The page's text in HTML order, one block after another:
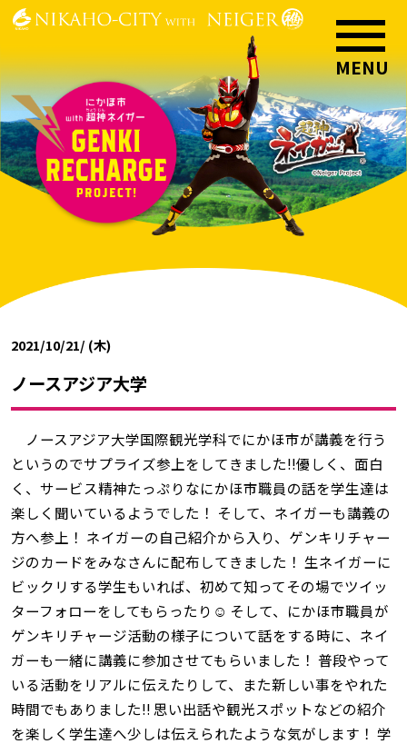
2021/10/21/ (木)
ノースアジア大学
ノースアジア大学国際観光学科でにかほ市が講義を行う
というのでサプライズ参上をしてきました‼優しく、面白
く、サービス精神たっぷりなにかほ市職員の話を学生達は
楽しく聞いているようでした！ そして、ネイガーも講義の
方へ参上！ ネイガーの自己紹介から入り、ゲンキリチャー
ジのカードをみなさんに配布してきました！ 生ネイガーに
ビックリする学生もいれば、初めて知ってその場でツイッ
ターフォローをしてもらったり☺ そして、にかほ市職員が
ゲンキリチャージ活動の様子について話をする時に、ネイ
ガーも一緒に講義に参加させてもらいました！ 普段やって
いる活動をリアルに伝えたりして、また新しい事をやれた
時間でもありました‼ 思い出話や観光スポットなどの紹介
を楽しく学生達へ少しは伝えられたような気がします！ 学